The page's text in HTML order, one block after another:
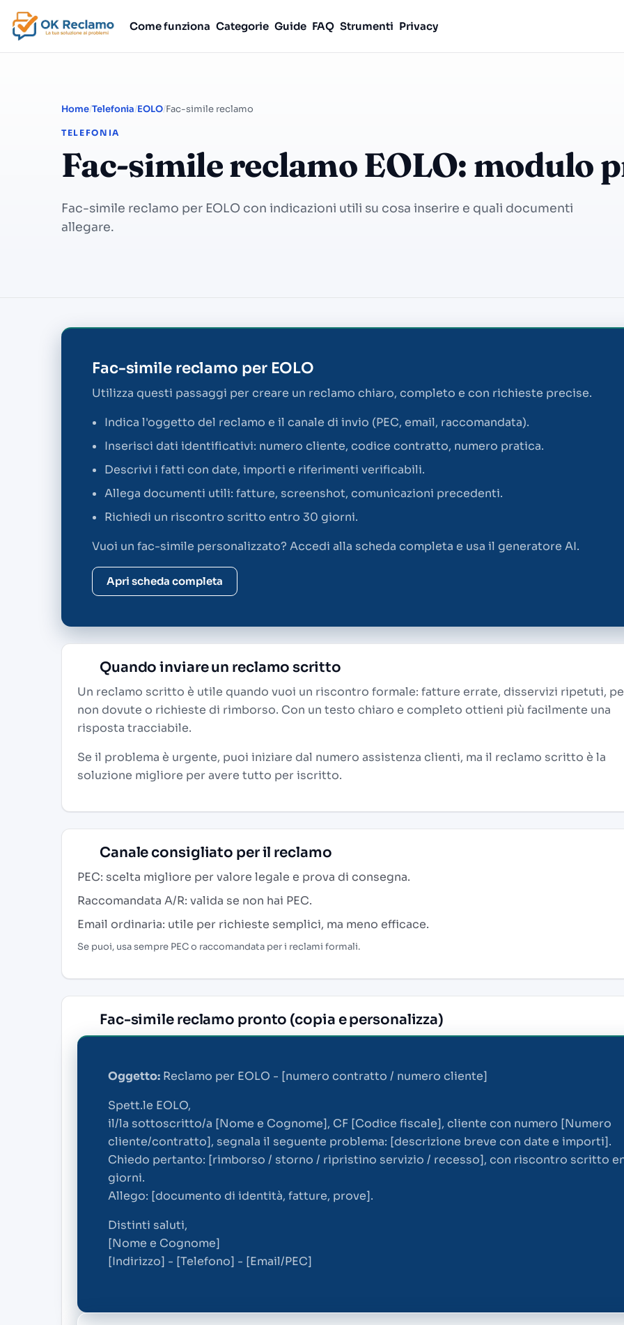
Come funziona Categorie Guide FAQ Strumenti Privacy
Home Telefonia EOLO Fac-simile reclamo
TELEFONIA
Fac-simile reclamo EOLO: modulo
Fac-simile reclamo per EOLO con indicazioni utili su cosa inserire e quali documenti
allegare.
Fac-simile reclamo per EOLO
Utilizza questi passaggi per creare un reclamo chiaro, completo e con richieste precise.
Indica l'oggetto del reclamo e il canale di invio (PEC, email, raccomandata).
Inserisci dati identificativi: numero cliente, codice contratto, numero pratica.
Descrivi i fatti con date, importi e riferimenti verificabili.
Allega documenti utili: fatture, screenshot, comunicazioni precedenti.
Richiedi un riscontro scritto entro 30 giorni.
Vuoi un fac-simile personalizzato? Accedi alla scheda completa e usa il generatore AI.
Apri scheda completa
Quando inviare un reclamo scritto
Un reclamo scritto è utile quando vuoi un riscontro formale: fatture errate, disservizi ripetuti,
non dovute o richieste di rimborso. Con un testo chiaro e completo ottieni più facilmente una
risposta tracciabile.
Se il problema è urgente, puoi iniziare dal numero assistenza clienti, ma il reclamo scritto è la
soluzione migliore per avere tutto per iscritto.
Canale consigliato per il reclamo
PEC: scelta migliore per valore legale e prova di consegna.
Raccomandata A/R: valida se non hai PEC.
Email ordinaria: utile per richieste semplici, ma meno efficace.
Se puoi, usa sempre PEC o raccomandata per i reclami formali.
Fac-simile reclamo pronto (copia e personalizza)
Oggetto: Reclamo per EOLO - [numero contratto / numero cliente]
Spett.le EOLO,
il/la sottoscritto/a [Nome e Cognome], CF [Codice fiscale], cliente con numero [Numero
cliente/contratto], segnala il seguente problema: [descrizione breve con date e importi].
Chiedo pertanto: [rimborso / storno / ripristino servizio / recesso], con riscontro scritto
giorni.
Allego: [documento di identità, fatture, prove].
Distinti saluti,
[Nome e Cognome]
[Indirizzo] - [Telefono] - [Email/PEC]